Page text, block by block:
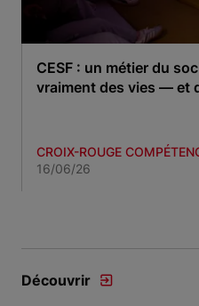
CESF : un métier du
vraiment des vies — et
CROIX-ROUGE
16/06/26
Découvrir